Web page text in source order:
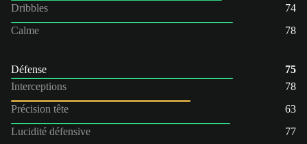
Dribbles
74
Calme
78
Défense
75
Interceptions
78
Précision tête
63
Lucidité défensive
77